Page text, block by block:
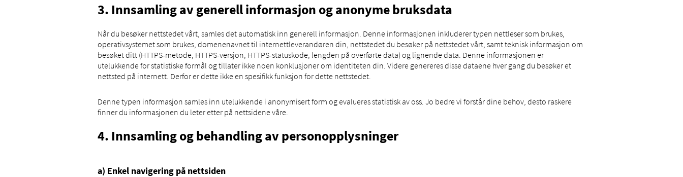
3. Innsamling av generell informasjon og anonyme bruksdata
Når du besøker nettstedet vårt, samles det automatisk inn generell informasjon. Denne informasjonen inkluderer typen nettleser som brukes,
operativsystemet som brukes, domenenavnet til internettleverandøren din, nettstedet du besøker på nettstedet vårt, samt teknisk informasjon om
besøket ditt (HTTPS-metode, HTTPS-versjon, HTTPS-statuskode, lengden på overførte data) og lignende data. Denne informasjonen er
utelukkende for statistiske formål og tillater ikke noen konklusjoner om identiteten din. Videre genereres disse dataene hver gang du besøker et
nettsted på internett. Derfor er dette ikke en spesifikk funksjon for dette nettstedet.
Denne typen informasjon samles inn utelukkende i anonymisert form og evalueres statistisk av oss. Jo bedre vi forstår dine behov, desto raskere
finner du informasjonen du leter etter på nettsidene våre.
4. Innsamling og behandling av personopplysninger
a) Enkel navigering på nettsiden